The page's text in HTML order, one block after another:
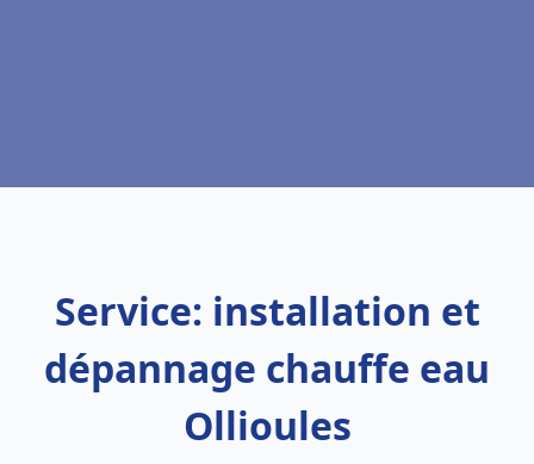
Service: installation et
dépannage chauffe eau
Ollioules